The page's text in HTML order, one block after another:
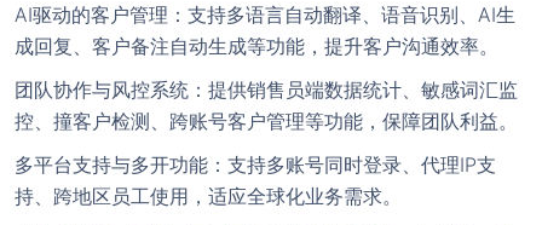
AI驱动的客户管理：支持多语言自动翻译、语音识别、AI生
成回复、客户备注自动生成等功能，提升客户沟通效率。
团队协作与风控系统：提供销售员端数据统计、敏感词汇监
控、撞客户检测、跨账号客户管理等功能，保障团队利益。
多平台支持与多开功能：支持多账号同时登录、代理IP支
持、跨地区员工使用，适应全球化业务需求。